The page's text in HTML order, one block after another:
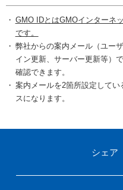
GMO IDとはGMOインターネ
です。
弊社からの案内メール（ユー
イン更新、サーバー更新等）
確認できます。
案内メールを2箇所設定して
スになります。
シェア